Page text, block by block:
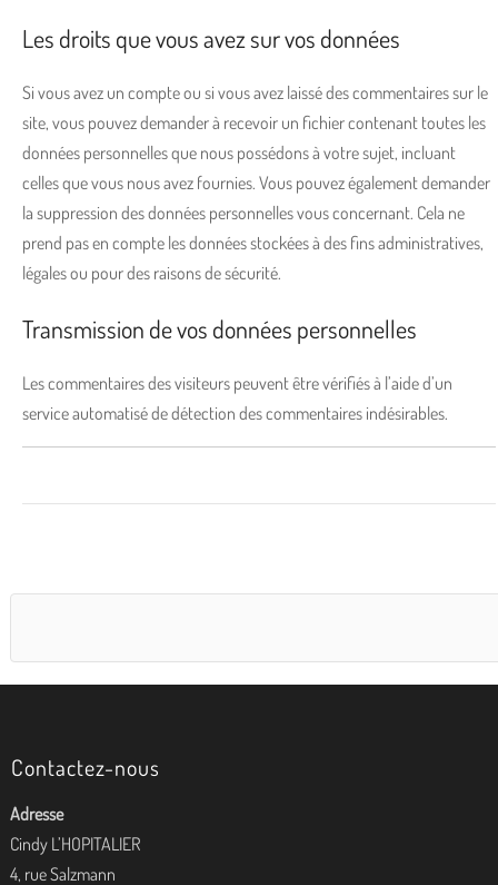
Les droits que vous avez sur vos données
Si vous avez un compte ou si vous avez laissé des commentaires sur le
site, vous pouvez demander à recevoir un fichier contenant toutes les
données personnelles que nous possédons à votre sujet, incluant
celles que vous nous avez fournies. Vous pouvez également demander
la suppression des données personnelles vous concernant. Cela ne
prend pas en compte les données stockées à des fins administratives,
légales ou pour des raisons de sécurité.
Transmission de vos données personnelles
Les commentaires des visiteurs peuvent être vérifiés à l’aide d’un
service automatisé de détection des commentaires indésirables.
Contactez-nous
Adresse
Cindy L’HOPITALIER
4, rue Salzmann